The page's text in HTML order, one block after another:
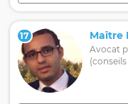
17 Maître
Avocat